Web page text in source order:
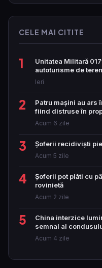
CELE MAI CITITE
1
Unitatea Militară
autoturisme de teren
Ieri
2
Patru mașini au ars
fiind distruse în
Acum 6 zile
3 Șoferii recidiviști
Acum 5 zile
4
Șoferii pot plăti cu
rovinietă
Acum 2 zile
5
China interzice
semnal al
Acum 4 zile